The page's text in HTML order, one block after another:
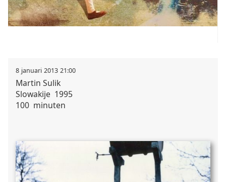
8 januari 2013 21:00
Martin Sulik
Slowakije 1995
100 minuten